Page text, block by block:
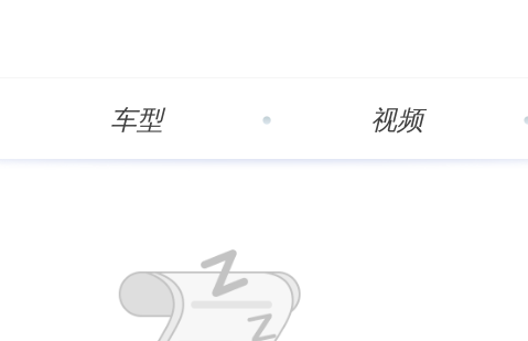
车型 视频